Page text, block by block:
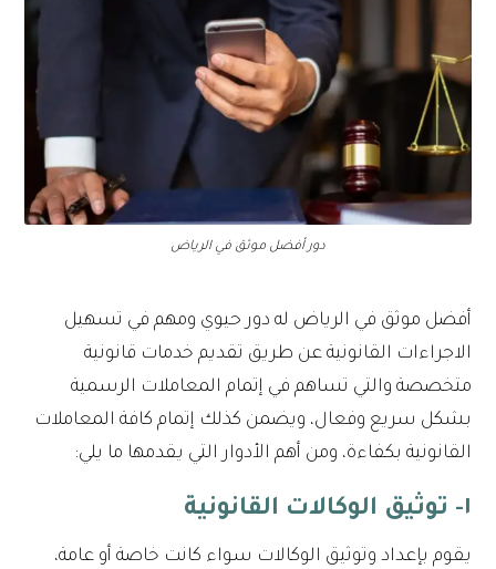
دور أفضل موثق في الرياض
أفضل موثق في الرياض له دور حيوي ومهم في تسهيل
الاجراءات القانونية عن طريق تقديم خدمات قانونية
متخصصة والتي تساهم في إتمام المعاملات الرسمية
بشكل سريع وفعال، ويضمن كذلك إتمام كافة المعاملات
القانونية بكفاءة، ومن أهم الأدوار التي يقدمها ما يلي:
١- توثيق الوكالات القانونية
يقوم بإعداد وتوثيق الوكالات سواء كانت خاصة أو عامة،